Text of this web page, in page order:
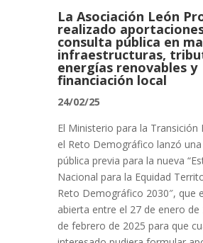
La Asociación León
realizado
consulta pública en
infraestructuras,
energías renovables y
financiación local
24/02/25
El Ministerio para la Transición
el Reto Demográfico lanzó
pública previa para la nueva
Nacional para la Equidad
Reto Demográfico 2030″, que
abierta entre el 27 de enero de
de febrero de 2025 para que